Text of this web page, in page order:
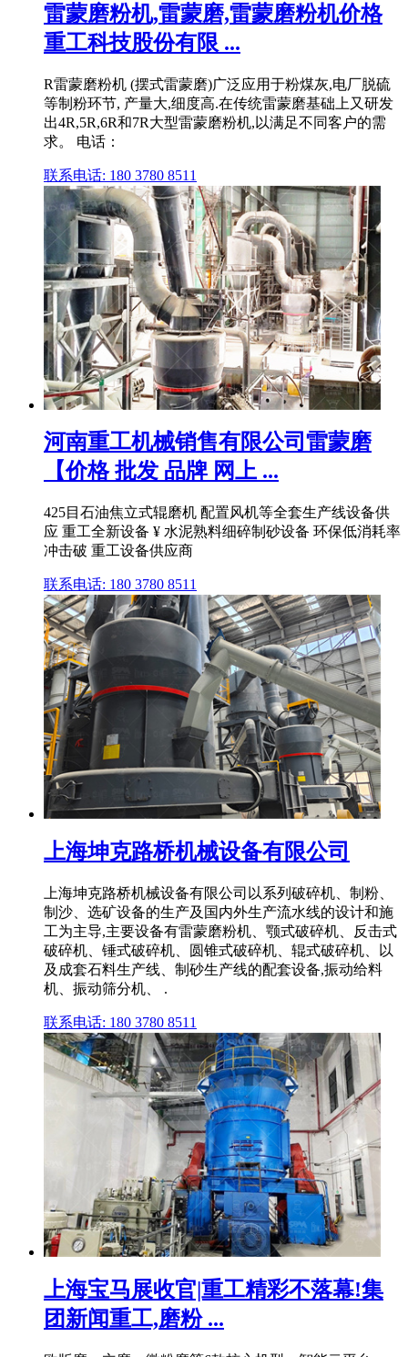
雷蒙磨粉机,雷蒙磨,雷蒙磨粉机价格
重工科技股份有限 ...
R雷蒙磨粉机 (摆式雷蒙磨)广泛应用于粉煤灰,电厂脱硫
等制粉环节, 产量大,细度高.在传统雷蒙磨基础上又研发
出4R,5R,6R和7R大型雷蒙磨粉机,以满足不同客户的需
求。 电话：
联系电话: 180 3780 8511
河南重工机械销售有限公司雷蒙磨
【价格 批发 品牌 网上 ...
425目石油焦立式辊磨机 配置风机等全套生产线设备供
应 重工全新设备 ¥ 水泥熟料细碎制砂设备 环保低消耗率
冲击破 重工设备供应商
联系电话: 180 3780 8511
上海坤克路桥机械设备有限公司
上海坤克路桥机械设备有限公司以系列破碎机、制粉、
制沙、选矿设备的生产及国内外生产流水线的设计和施
工为主导,主要设备有雷蒙磨粉机、颚式破碎机、反击式
破碎机、锤式破碎机、圆锥式破碎机、辊式破碎机、以
及成套石料生产线、制砂生产线的配套设备,振动给料
机、振动筛分机、 .
联系电话: 180 3780 8511
上海宝马展收官|重工精彩不落幕!集
团新闻重工,磨粉 ...